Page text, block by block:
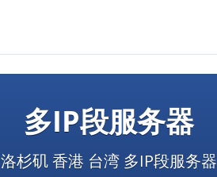
多IP段服务器
洛杉矶 香港 台湾 多IP段服务器